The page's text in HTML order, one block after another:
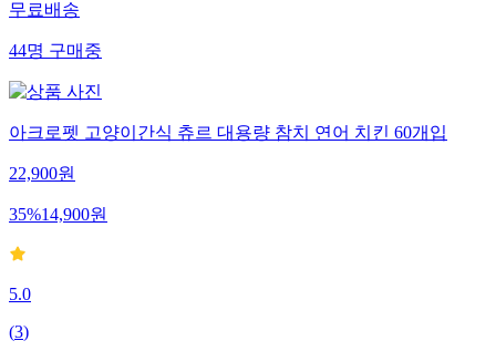
무료배송
44명구매중
아크로펫 고양이간식 츄르 대용량 참치 연어 치킨 60개입
22,900원
35%14,900원
5.0
(3)